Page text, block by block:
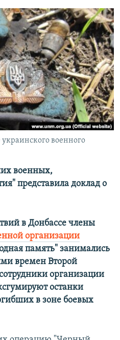
военного
военных,
представила доклад о
в Донбассе члены
организации
память" занимались
времен Второй
организации
останки
в зоне боевых